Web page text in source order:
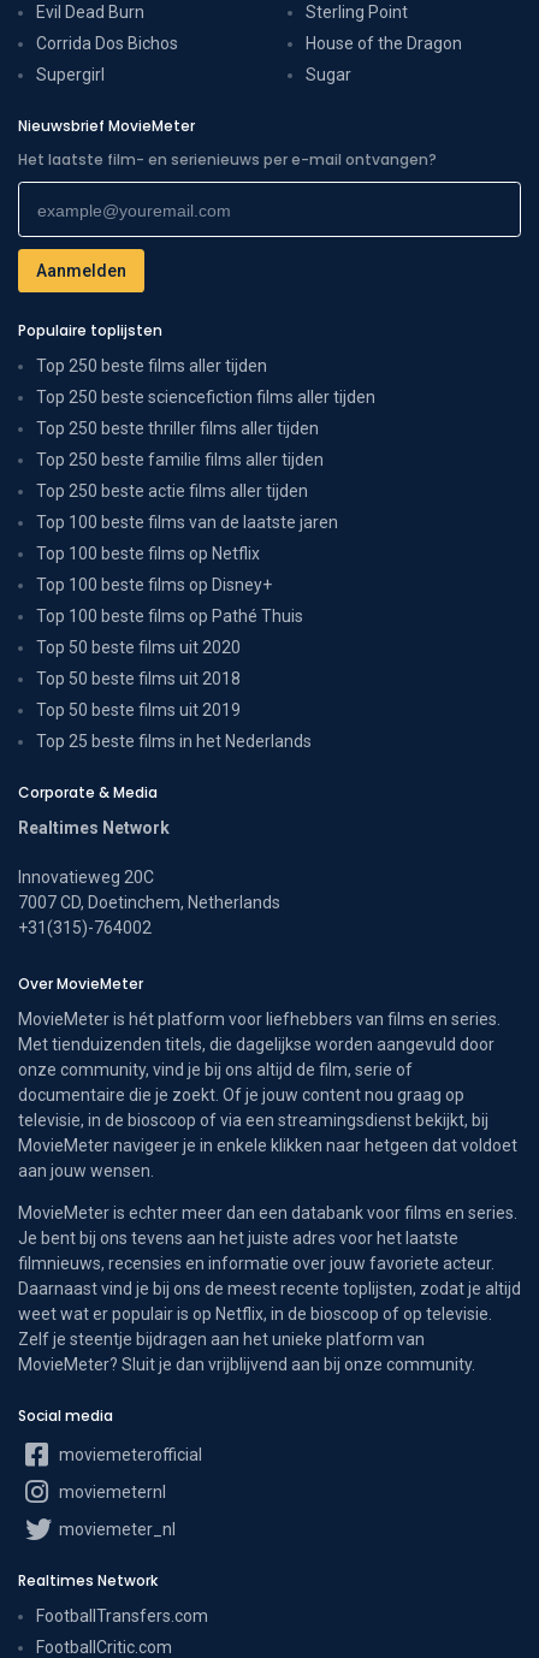
Evil Dead Burn
Corrida Dos Bichos
Supergirl
Sterling Point
House of the Dragon
Sugar
Nieuwsbrief MovieMeter
Het laatste film- en serienieuws per e-mail ontvangen?
Populaire toplijsten
Top 250 beste films aller tijden
Top 250 beste sciencefiction films aller tijden
Top 250 beste thriller films aller tijden
Top 250 beste familie films aller tijden
Top 250 beste actie films aller tijden
Top 100 beste films van de laatste jaren
Top 100 beste films op Netflix
Top 100 beste films op Disney+
Top 100 beste films op Pathé Thuis
Top 50 beste films uit 2020
Top 50 beste films uit 2018
Top 50 beste films uit 2019
Top 25 beste films in het Nederlands
Corporate & Media
Realtimes Network
Innovatieweg 20C
7007 CD, Doetinchem, Netherlands
+31(315)-764002
Over MovieMeter
MovieMeter is hét platform voor liefhebbers van films en series.
Met tienduizenden titels, die dagelijkse worden aangevuld door
onze community, vind je bij ons altijd de film, serie of
documentaire die je zoekt. Of je jouw content nou graag op
televisie, in de bioscoop of via een streamingsdienst bekijkt, bij
MovieMeter navigeer je in enkele klikken naar hetgeen dat voldoet
aan jouw wensen.
MovieMeter is echter meer dan een databank voor films en series.
Je bent bij ons tevens aan het juiste adres voor het laatste
filmnieuws, recensies en informatie over jouw favoriete acteur.
Daarnaast vind je bij ons de meest recente toplijsten, zodat je altijd
weet wat er populair is op Netflix, in de bioscoop of op televisie.
Zelf je steentje bijdragen aan het unieke platform van
MovieMeter? Sluit je dan vrijblijvend aan bij onze community.
Social media
moviemeterofficial
moviemeternl
moviemeter_nl
Realtimes Network
FootballTransfers.com
FootballCritic.com